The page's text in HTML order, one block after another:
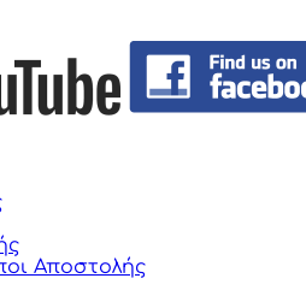
Αποστολής